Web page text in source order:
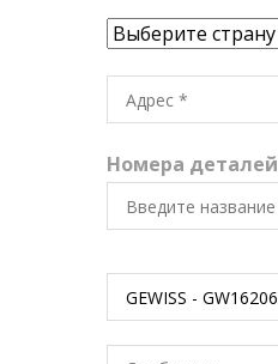
Номера деталей